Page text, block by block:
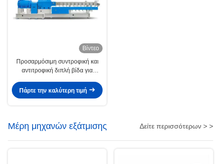
Βίντεο
Προσαρμόσιμη συντροφική και
αντιτροφική διπλή βίδα για
εφαρμογές
Πάρτε την καλύτερη τιμή
Μέρη μηχανών εξάτμισης Δείτε περισσότερων > >